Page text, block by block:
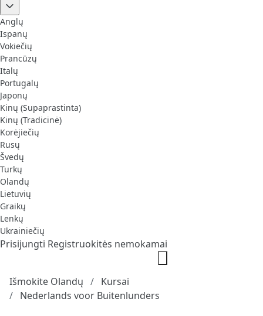
Anglų
Ispanų
Vokiečių
Prancūzų
Italų
Portugalų
Japonų
Kinų (Supaprastinta)
Kinų (Tradicinė)
Korėjiečių
Rusų
Švedų
Turkų
Olandų
Lietuvių
Graikų
Lenkų
Ukrainiečių
Prisijungti Registruokitės nemokamai
Išmokite Olandų
Kursai
Nederlands voor Buitenlunders